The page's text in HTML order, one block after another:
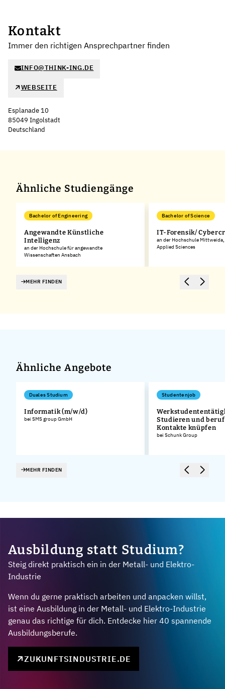
Kontakt
Immer den richtigen Ansprechpartner finden
INFO@THINK-ING.DE
WEBSEITE
Esplanade 10
85049 Ingolstadt
Deutschland
Ähnliche Studiengänge
Bachelor of Engineering
Angewandte Künstliche
Intelligenz
an der Hochschule für angewandte
Wissenschaften Ansbach
Bachelor of Science
IT-Forensik/
an der Hochschule
Applied Sciences
MEHR FINDEN
Ähnliche Angebote
Duales Studium
Informatik (m/w/d)
bei SMS group GmbH
Studentenjob
Studieren und
Kontakte knüpfen
bei Schunk Group
MEHR FINDEN
Ausbildung statt Studium?
Steig direkt praktisch ein in der Metall- und Elektro-
Industrie
Wenn du gerne praktisch arbeiten und anpacken willst,
ist eine Ausbildung in der Metall- und Elektro-Industrie
genau das richtige für dich. Entdecke hier 40 spannende
Ausbildungsberufe.
ZUKUNFTSINDUSTRIE.DE